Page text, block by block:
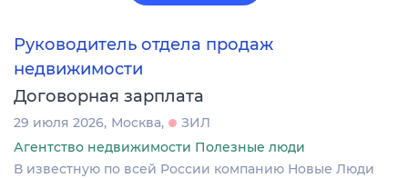
Руководитель отдела продаж
недвижимости
Договорная зарплата
29 июля 2026 Москва
ЗИЛ
Агентство недвижимости Полезные люди
В известную по всей России компанию Новые Люди